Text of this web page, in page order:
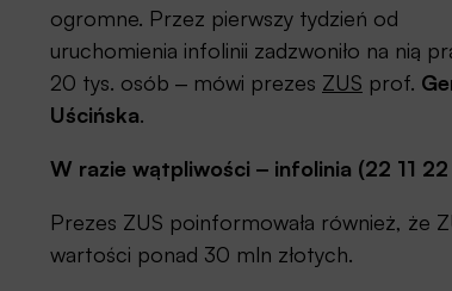
ogromne. Przez pierwszy tydzień od
uruchomienia infolinii zadzwoniło na nią
20 tys. osób ‒ mówi prezes ZUS prof.
Uścińska.
W razie wątpliwości ‒ infolinia (22 11 22
Prezes ZUS poinformowała również, że
wartości ponad 30 mln złotych.